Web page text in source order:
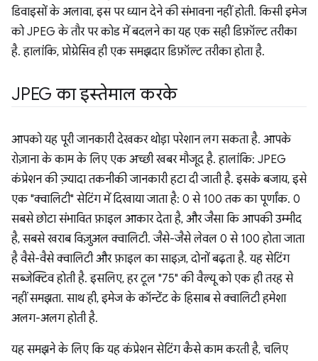
डिवाइसों के अलावा, इस पर ध्यान देने की संभावना नहीं होती. किसी इमेज
को JPEG के तौर पर कोड में बदलने का यह एक सही डिफ़ॉल्ट तरीका
है. हालांकि, प्रोग्रेसिव ही एक समझदार डिफ़ॉल्ट तरीका होता है.
JPEG का इस्तेमाल करके
आपको यह पूरी जानकारी देखकर थोड़ा परेशान लग सकता है. आपके
रोज़ाना के काम के लिए एक अच्छी खबर मौजूद है. हालांकि: JPEG
कंप्रेशन की ज़्यादा तकनीकी जानकारी हटा दी जाती है. इसके बजाय, इसे
एक "क्वालिटी" सेटिंग में दिखाया जाता है: 0 से 100 तक का पूर्णांक. 0
सबसे छोटा संभावित फ़ाइल आकार देता है, और जैसा कि आपकी उम्मीद
है, सबसे खराब विज़ुअल क्वालिटी. जैसे-जैसे लेवल 0 से 100 होता जाता
है वैसे-वैसे क्वालिटी और फ़ाइल का साइज़, दोनों बढ़ता है. यह सेटिंग
सब्जेक्टिव होती है. इसलिए, हर टूल "75" की वैल्यू को एक ही तरह से
नहीं समझता. साथ ही, इमेज के कॉन्टेंट के हिसाब से क्वालिटी हमेशा
अलग-अलग होती है.
यह समझने के लिए कि यह कंप्रेशन सेटिंग कैसे काम करती है, चलिए